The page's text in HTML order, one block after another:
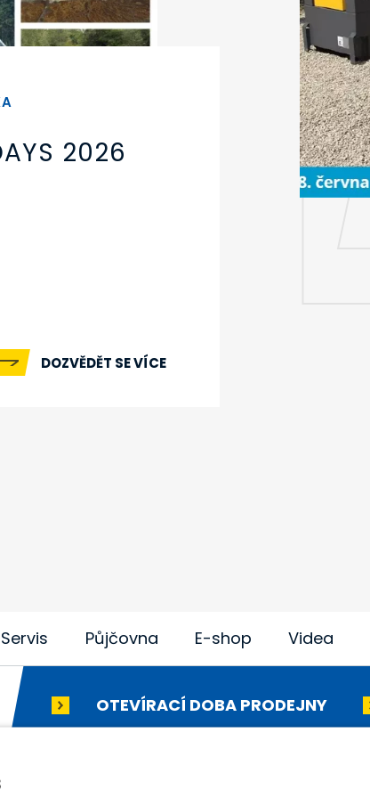
2026
DOZVĚDĚT SE VÍCE
Servis Půjčovna E-shop Videa
OTEVÍRACÍ DOBA PRODEJNY